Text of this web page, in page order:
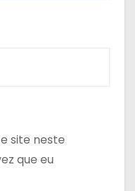
site neste
que eu